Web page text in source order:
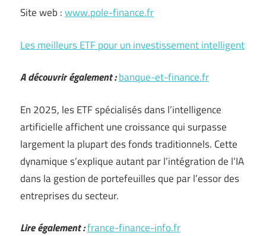
Site web :www.pole-finance.fr
Les meilleurs ETF pour un investissement intelligent
A découvrir également :banque-et-finance.fr
En 2025, les ETF spécialisés dans l’intelligence
artificielle affichent une croissance qui surpasse
largement la plupart des fonds traditionnels. Cette
dynamique s’explique autant par l’intégration de l’IA
dans la gestion de portefeuilles que par l’essor des
entreprises du secteur.
Lire également :france-finance-info.fr